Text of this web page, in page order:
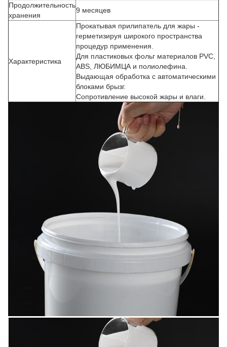
Продолжительность
хранения
9 месяцев
Характеристика
Прокатывая прилипатель для жары -
герметизируя широкого пространства
процедур применения.
Для пластиковых фольг материалов PVC,
ABS, ЛЮБИМЦА и полиолефина.
Выдающая обработка с автоматическими
блоками брызг.
Сопротивление высокой жары и влаги.